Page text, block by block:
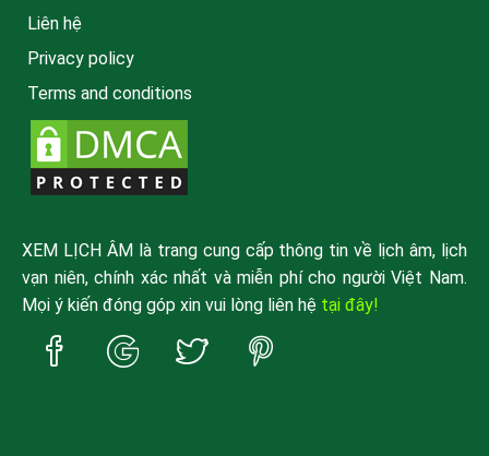
Liên hệ
Privacy policy
Terms and conditions
XEM LỊCH ÂM là trang cung cấp thông tin về lịch âm, lịch
vạn niên, chính xác nhất và miễn phí cho người Việt Nam.
Mọi ý kiến đóng góp xin vui lòng liên hệ tại đây!
Trang
Facebook
Trang
Google
Trang
Twitter
Trang
Pinterest